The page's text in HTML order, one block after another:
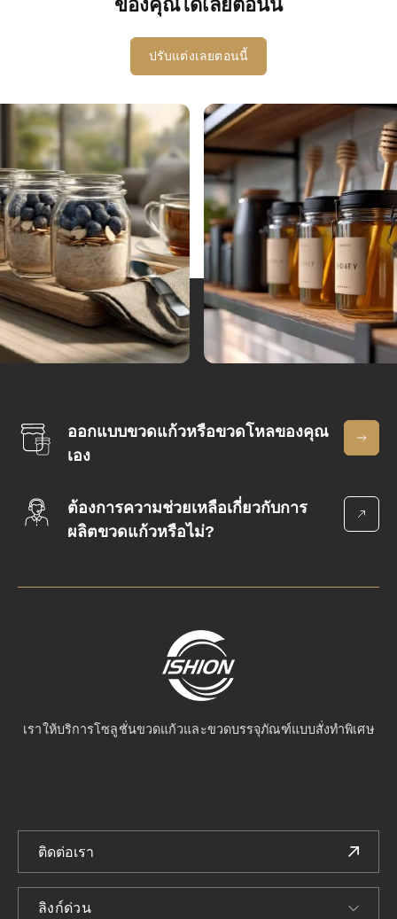
ของคุณได้เลยตอนนี้
ปรับแต่งเลยตอนนี้
ออกแบบขวดแก้วหรือขวดโหลของคุณ
เอง
ต้องการความช่วยเหลือเกี่ยวกับการ
ผลิตขวดแก้วหรือไม่?
เราให้บริการโซลูชั่นขวดแก้วและขวดบรรจุภัณฑ์แบบสั่งทำพิเศษ
ติดต่อเรา
ลิงก์ด่วน